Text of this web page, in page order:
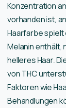
Konzentration
vorhanden ist,
Haarfarbe spielt
Melanin enthält,
helleres Haar.
von THC
Faktoren wie
Behandlungen